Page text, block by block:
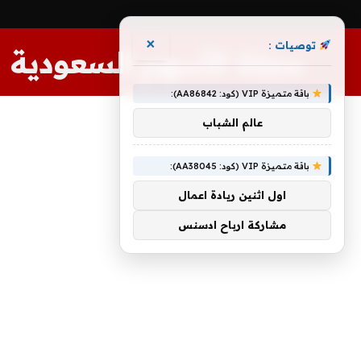
مجلة الأسهم السعودية
توصيات : ×
باقة متميزة VIP (كود: AA86842):
عالم الشباب
باقة متميزة VIP (كود: AA38045):
اول اثنين ريادة اعمال
مشاركة ارباح ادسنس